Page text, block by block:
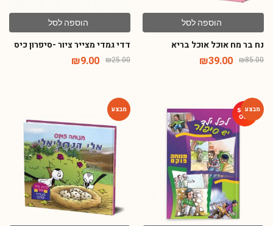
הוספה לסל
נח בר מח אוכל אוכל בריא
₪85.00
₪39.00
הוספה לסל
דדי גמדי מצייר ציור -סיפרון כיס
₪25.00
₪9.00